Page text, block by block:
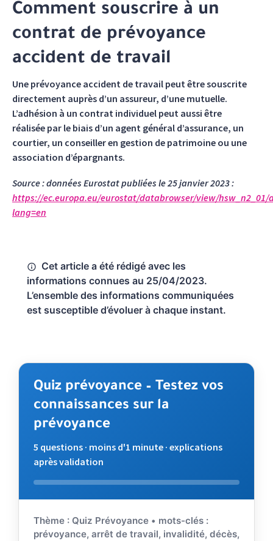
Comment souscrire à un
contrat de prévoyance
accident de travail
Une prévoyance accident de travail peut être souscrite
directement auprès d’un assureur, d’une mutuelle.
L’adhésion à un contrat individuel peut aussi être
réalisée par le biais d’un agent général d’assurance, un
courtier, un conseiller en gestion de patrimoine ou une
association d’épargnants.
Source : données Eurostat publiées le 25 janvier 2023 :
https://ec.europa.eu/eurostat/databrowser/view/hsw_n2_01/
lang=en
Cet article a été rédigé avec les
informations connues au 25/04/2023.
L’ensemble des informations communiquées
est susceptible d’évoluer à chaque instant.
Quiz prévoyance – Testez vos
connaissances sur la
prévoyance
5 questions · moins d'1 minute · explications
après validation
Répondez aux questions. Validez votre choix pour
Thème : Quiz Prévoyance • mots-clés :
prévoyance, arrêt de travail, invalidité, décès,